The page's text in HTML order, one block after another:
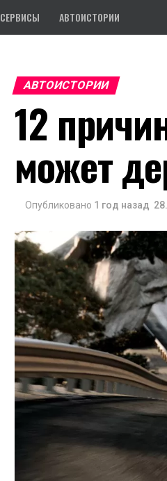
СЕРВИСЫ АВТОИСТОРИИ
АВТОИСТОРИИ
12
может
Опубликовано 1 год назад